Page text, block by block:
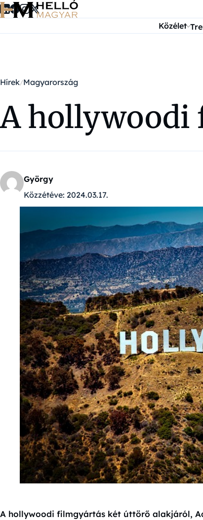
Ugrás a tartalomra
Közélet
Hírek Magyarország
A hollywoodi
György
Közzétéve: 2024.03.17.
A hollywoodi filmgyártás két úttörő alakjáról,